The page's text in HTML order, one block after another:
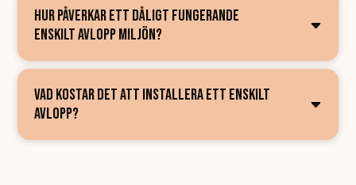
HUR PÅVERKAR ETT DÅLIGT FUNGERANDE
ENSKILT AVLOPP MILJÖN?
VAD KOSTAR DET ATT INSTALLERA ETT ENSKILT
AVLOPP?